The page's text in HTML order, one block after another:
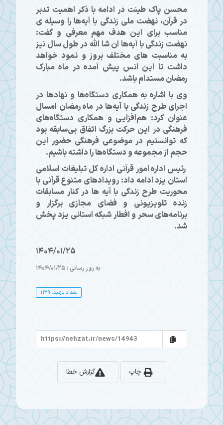
محسن پاک طینت در ادامه با ذکر اهمیت تدبر
در قرآن، نهضت ملی زندگی با آیه‌ها را وسیله ی
مناسب برای این هدف مهم معرفی و گفت:
نهضت زندگی با آیه‌ها ان شا الله در طول سال نیز
به مناسبت های مختلف بروز و نمود خواهد
داشت تا این انس پیش آمده در ماه مبارک
رمضان مستدام باشد.
وی با اشاره به همکاری دستگاه‌ها و نهادها در
اجرای طرح زندگی با آیه‌ها در ماه رمضان امسال
عنوان کرد: هم‌افزایی و همکاری دستگاه‌های
فرهنگی در این حرکت بزرگ اتفاق بی‌سابقه بود
که توانستیم در موضوعی فرهنگی حضور این
حجم از مجموعه و دستگاه‌ها را داشته باشیم.
رئیس اداره امور قرآنی اداره کل تبلیغات اسلامی
استان یزد ادامه داد: رویدادهای متنوع قرآنی با
محوریت طرح زندگی با آیه ها در کنار مسابقات
زنده تلویزیونی و فضای مجازی برگزار و
برنامه‌های سحر و افطار شبکه‌ استانی یزد پخش
شد.
1404/01/25
به روز رسانی : 1404/01/25
تعداد بازدید: 1139
گزارش خطا چاپ